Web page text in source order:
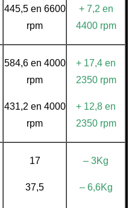
445,5 en 6600
rpm
+ 7,2 en
4400 rpm
584,6 en 4000
rpm
431,2 en 4000
rpm
+ 17,4 en
2350 rpm
+ 12,8 en
2350 rpm
17
37,5
– 3Kg
– 6,6Kg